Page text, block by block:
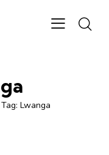
Tag: Lwanga